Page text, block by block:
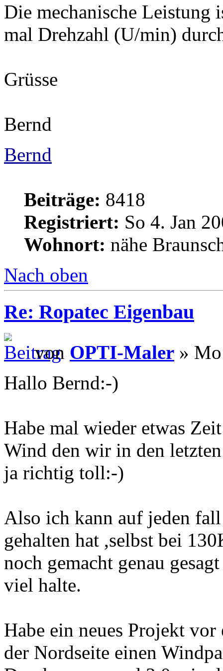
Die mechanische Leistung
mal Drehzahl (U/min)
Grüsse
Bernd
Bernd
Beiträge: 8418
Registriert: So 4. Jan
Wohnort: nähe
Nach oben
Re: Ropatec Eigenbau
von OPTI-Maler »
Hallo Bernd:-)
Habe mal wieder etwas
Wind den wir in den
ja richtig toll:-)
Also ich kann auf jeden
gehalten hat ,selbst bei
noch gemacht genau
viel halte.
Habe ein neues Projekt
der Nordseite einen